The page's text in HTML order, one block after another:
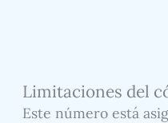
Limitaciones del
Este número está